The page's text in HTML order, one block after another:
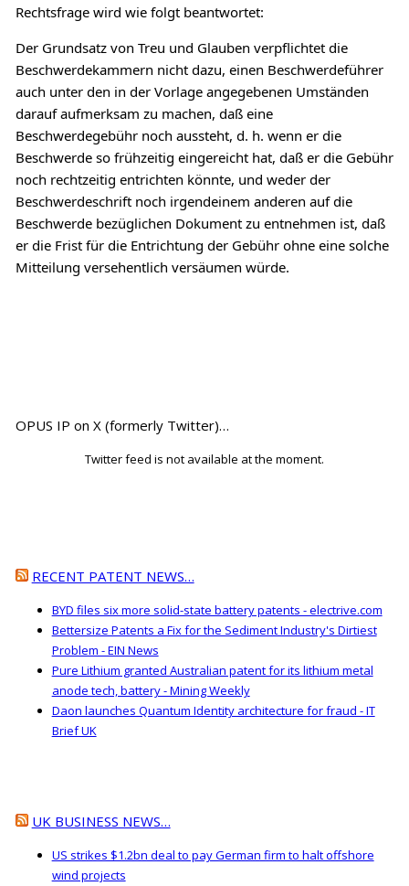
Rechtsfrage wird wie folgt beantwortet:
Der Grundsatz von Treu und Glauben verpflichtet die
Beschwerdekammern nicht dazu, einen Beschwerdeführer
auch unter den in der Vorlage angegebenen Umständen
darauf aufmerksam zu machen, daß eine
Beschwerdegebühr noch aussteht, d. h. wenn er die
Beschwerde so frühzeitig eingereicht hat, daß er die Gebühr
noch rechtzeitig entrichten könnte, und weder der
Beschwerdeschrift noch irgendeinem anderen auf die
Beschwerde bezüglichen Dokument zu entnehmen ist, daß
er die Frist für die Entrichtung der Gebühr ohne eine solche
Mitteilung versehentlich versäumen würde.
OPUS IP on X (formerly Twitter)…
Twitter feed is not available at the moment.
RECENT PATENT NEWS…
BYD files six more solid-state battery patents - electrive.com
Bettersize Patents a Fix for the Sediment Industry's Dirtiest
Problem - EIN News
Pure Lithium granted Australian patent for its lithium metal
anode tech, battery - Mining Weekly
Daon launches Quantum Identity architecture for fraud - IT
Brief UK
UK BUSINESS NEWS…
US strikes $1.2bn deal to pay German firm to halt offshore
wind projects